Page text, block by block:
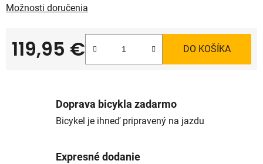
Možnosti doručenia
119,95 € DO KOŠÍKA
Doprava bicykla zadarmo
Bicykel je ihneď pripravený na jazdu
Expresné dodanie